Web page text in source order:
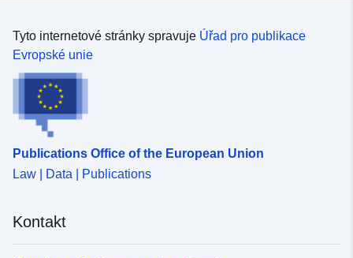
Tyto internetové stránky spravuje Úřad pro publikace
Evropské unie
Publications Office of the European Union
Law | Data | Publications
Kontakt